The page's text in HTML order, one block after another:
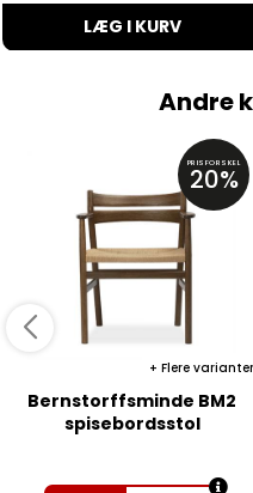
LÆG I KURV
Andre
PRISFORSKEL
20%
Flere varianter
Bernstorffsminde BM2
spisebordsstol